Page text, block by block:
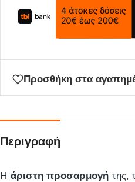
Προσθήκη στα
Περιγραφή
Η άριστη προσαρμογή της,